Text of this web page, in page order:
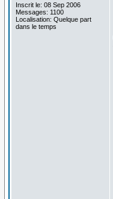
Inscrit le: 08 Sep 2006
Messages: 1100
Localisation: Quelque part
dans le temps